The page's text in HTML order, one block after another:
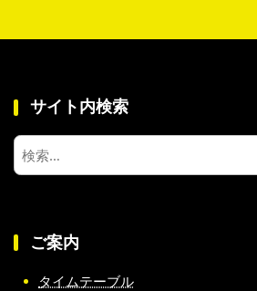
サイト内検索
検
索:
ご案内
タイムテーブル